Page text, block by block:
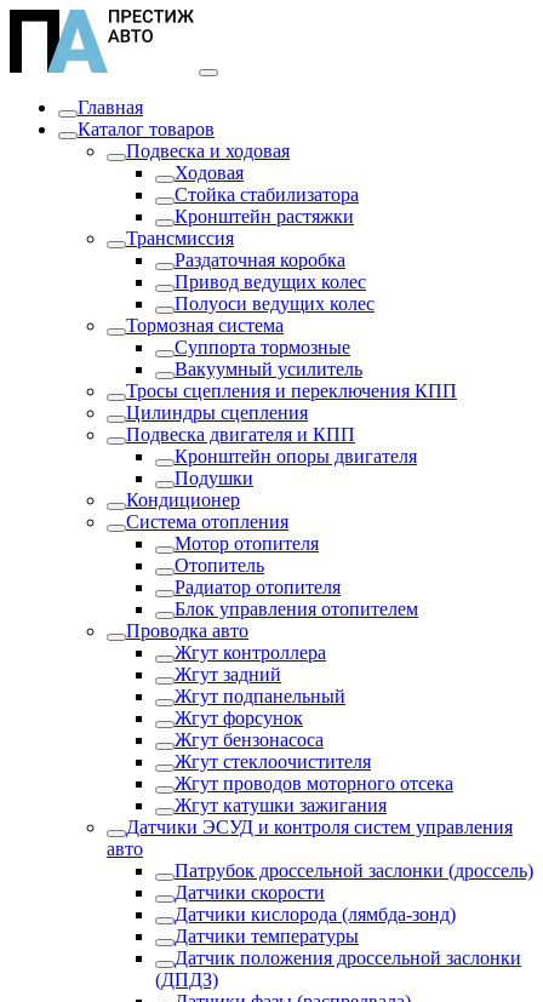
Главная
Каталог товаров
Подвеска и ходовая
Ходовая
Стойка стабилизатора
Кронштейн растяжки
Трансмиссия
Раздаточная коробка
Привод ведущих колес
Полуоси ведущих колес
Тормозная система
Суппорта тормозные
Вакуумный усилитель
Тросы сцепления и переключения КПП
Цилиндры сцепления
Подвеска двигателя и КПП
Кронштейн опоры двигателя
Подушки
Кондиционер
Система отопления
Мотор отопителя
Отопитель
Радиатор отопителя
Блок управления отопителем
Проводка авто
Жгут контроллера
Жгут задний
Жгут подпанельный
Жгут форсунок
Жгут бензонасоса
Жгут стеклоочистителя
Жгут проводов моторного отсека
Жгут катушки зажигания
Датчики ЭСУД и контроля систем управления
авто
Патрубок дроссельной заслонки (дроссель)
Датчики скорости
Датчики кислорода (лямбда-зонд)
Датчики температуры
Датчик положения дроссельной заслонки
(ДПДЗ)